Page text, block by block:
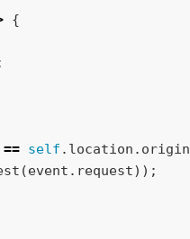
{
== self . location . origin
(event . request));